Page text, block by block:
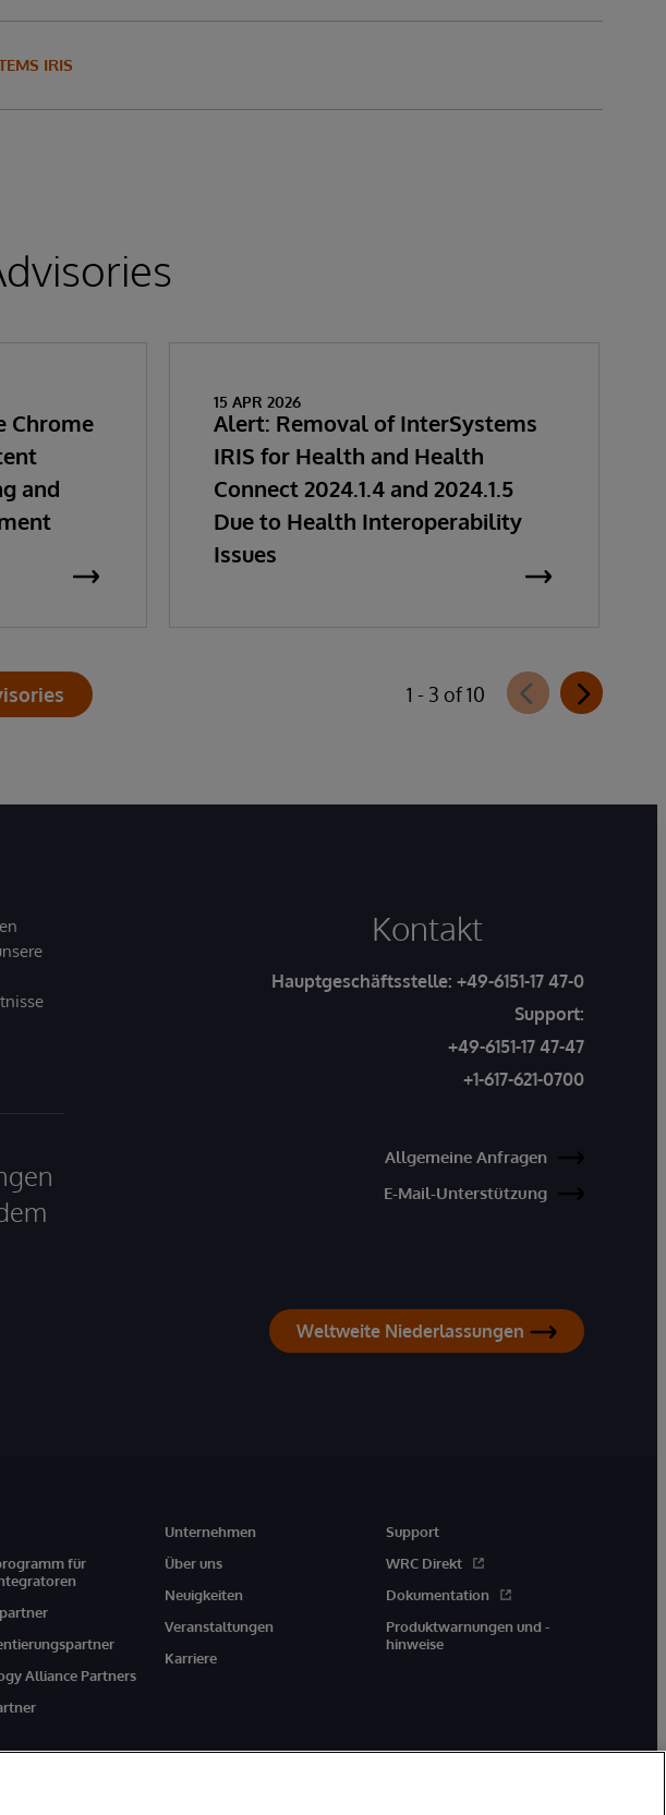
IRIS
Chrome
and
15 APR 2026
Alert: Removal of InterSystems
IRIS for Health and Health
Connect 2024.1.4 and 2024.1.5
Due to Health Interoperability
Issues
1 - 3 of 10
Kontakt
Hauptgeschäftsstelle: +49-6151-17 47-0
Support:
+49-6151-17 47-47
+1-617-621-0700
Allgemeine Anfragen
E-Mail-Unterstützung
Weltweite Niederlassungen
für
Alliance Partners
Unternehmen
Über uns
Neuigkeiten
Veranstaltungen
Karriere
Support
WRC Direkt
Dokumentation
Produktwarnungen und -
hinweise